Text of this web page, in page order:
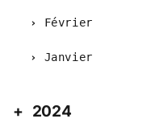
Février
Janvier
2024